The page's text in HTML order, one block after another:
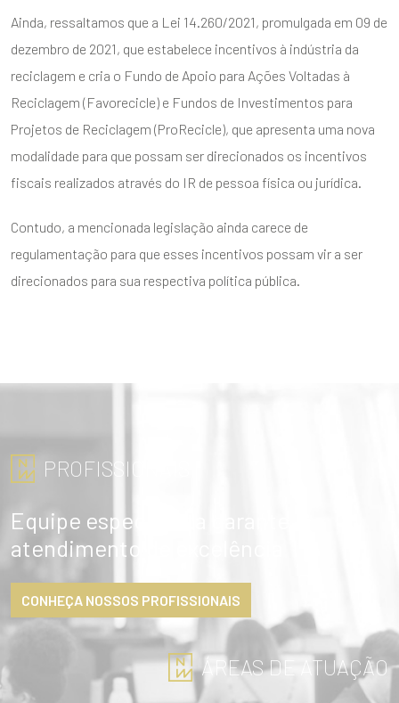
Ainda, ressaltamos que a Lei 14.260/2021, promulgada em 09 de
dezembro de 2021, que estabelece incentivos à indústria da
reciclagem e cria o Fundo de Apoio para Ações Voltadas à
Reciclagem (Favorecicle) e Fundos de Investimentos para
Projetos de Reciclagem (ProRecicle), que apresenta uma nova
modalidade para que possam ser direcionados os incentivos
fiscais realizados através do IR de pessoa física ou jurídica.
Contudo, a mencionada legislação ainda carece de
regulamentação para que esses incentivos possam vir a ser
direcionados para sua respectiva política pública.
PROFISSIONAIS
Equipe especialista garante
atendimento de excelência
CONHEÇA NOSSOS PROFISSIONAIS
ÁREAS DE ATUAÇÃO